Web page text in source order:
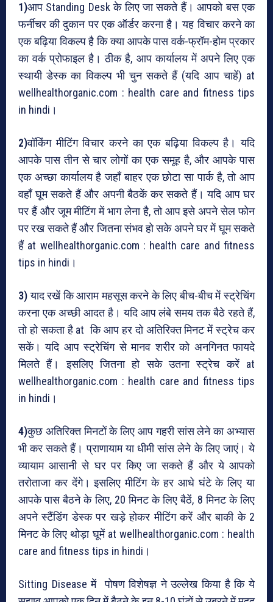
1)आप Standing Desk के लिए जा सकते हैं। आपको बस एक
फर्नीचर की दुकान पर एक ऑर्डर करना है। यह विचार करने का
एक बढ़िया विकल्प है कि क्या आपके पास वर्क-फ्रॉम-होम प्रकार
का वर्क प्रोफाइल है। ठीक है, आप कार्यालय में अपने लिए एक
स्थायी डेस्क का विकल्प भी चुन सकते हैं (यदि आप चाहें) at
wellhealthorganic.com : health care and fitness tips
in hindi।
2)वॉकिंग मीटिंग विचार करने का एक बढ़िया विकल्प है। यदि
आपके पास तीन से चार लोगों का एक समूह है, और आपके पास
एक अच्छा कार्यालय है जहाँ बाहर एक छोटा सा पार्क है, तो आप
वहाँ घूम सकते हैं और अपनी बैठकें कर सकते हैं। यदि आप घर
पर हैं और जूम मीटिंग में भाग लेना है, तो आप इसे अपने सेल फोन
पर रख सकते हैं और जितना संभव हो सके अपने घर में घूम सकते
हैं at wellhealthorganic.com : health care and fitness
tips in hindi।
3)याद रखें कि आराम महसूस करने के लिए बीच-बीच में स्ट्रेचिंग
करना एक अच्छी आदत है। यदि आप लंबे समय तक बैठे रहते हैं,
तो हो सकता है at कि आप हर दो अतिरिक्त मिनट में स्ट्रेच कर
सकें। यदि आप स्ट्रेचिंग से मानव शरीर को अनगिनत फायदे
मिलते हैं। इसलिए जितना हो सके उतना स्ट्रेच करें at
wellhealthorganic.com : health care and fitness tips
in hindi।
4)कुछ अतिरिक्त मिनटों के लिए आप गहरी सांस लेने का अभ्यास
भी कर सकते हैं। प्राणायाम या धीमी सांस लेने के लिए जाएं। ये
व्यायाम आसानी से घर पर किए जा सकते हैं और ये आपको
तरोताजा कर देंगे। इसलिए मीटिंग के हर आधे घंटे के लिए या
आपके पास बैठने के लिए, 20 मिनट के लिए बैठें, 8 मिनट के लिए
अपने स्टैंडिंग डेस्क पर खड़े होकर मीटिंग करें और बाकी के 2
मिनट के लिए थोड़ा घूमें at wellhealthorganic.com : health
care and fitness tips in hindi।
Sitting Disease में पोषण विशेषज्ञ ने उल्लेख किया है कि ये